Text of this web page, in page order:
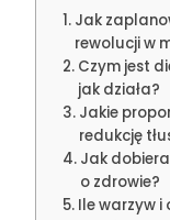
Jak
rewolucji w
Czym jest
jak działa?
Jakie
redukcję
Jak
o zdrowie?
Ile warzyw